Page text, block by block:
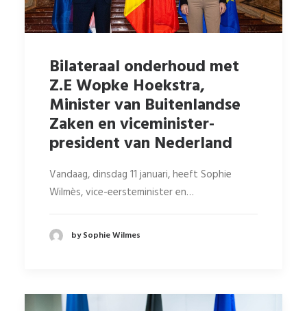
Bilateraal onderhoud met
Z.E Wopke Hoekstra,
Minister van Buitenlandse
Zaken en viceminister-
president van Nederland
Vandaag, dinsdag 11 januari, heeft Sophie
Wilmès, vice-eersteminister en…
by Sophie Wilmes